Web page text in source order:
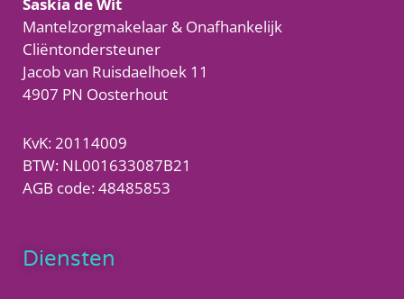
Mantelzorgmakelaar & Onafhankelijk
Cliëntondersteuner
Jacob van Ruisdaelhoek 11
4907 PN Oosterhout
KvK: 20114009
BTW: NL001633087B21
AGB code: 48485853
Diensten